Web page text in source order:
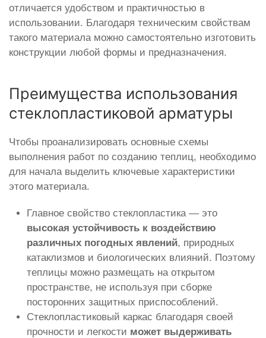
отличается удобством и практичностью в
использовании. Благодаря техническим свойствам
такого материала можно самостоятельно изготовить
конструкции любой формы и предназначения.
Преимущества использования
стеклопластиковой арматуры
Чтобы проанализировать основные схемы
выполнения работ по созданию теплиц, необходимо
для начала выделить ключевые характеристики
этого материала.
Главное свойство стеклопластика — это
высокая устойчивость к воздействию
различных погодных явлений, природных
катаклизмов и биологических влияний. Поэтому
теплицы можно размещать на открытом
пространстве, не используя при сборке
посторонних защитных приспособлений.
Стеклопластиковый каркас благодаря своей
прочности и легкости может выдерживать